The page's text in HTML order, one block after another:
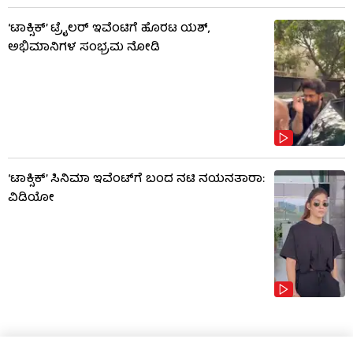
‘ಟಾಕ್ಸಿಕ್’ ಟ್ರೈಲರ್ ಇವೆಂಟಿಗೆ ಹೊರಟ ಯಶ್,
ಅಭಿಮಾನಿಗಳ ಸಂಭ್ರಮ ನೋಡಿ
‘ಟಾಕ್ಸಿಕ್’ ಸಿನಿಮಾ ಇವೆಂಟ್​​ಗೆ ಬಂದ ನಟಿ ನಯನತಾರಾ:
ವಿಡಿಯೋ